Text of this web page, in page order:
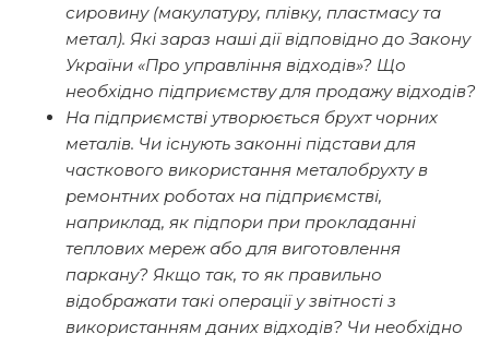
сировину (макулатуру, плівку, пластмасу та
метал). Які зараз наші дії відповідно до Закону
України «Про управління відходів»? Що
необхідно підприємству для продажу відходів?
На підприємстві утворюється брухт чорних
металів. Чи існують законні підстави для
часткового використання металобрухту в
ремонтних роботах на підприємстві,
наприклад, як підпори при прокладанні
теплових мереж або для виготовлення
паркану? Якщо так, то як правильно
відображати такі операції у звітності з
використанням даних відходів? Чи необхідно